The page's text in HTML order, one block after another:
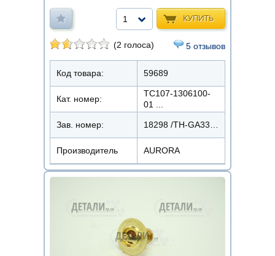
КУПИТЬ
1
(2 голоса) 5 отзывов
Код товара: 59689
Кат. номер:
ТС107-1306100-
01 ...
Зав. номер:
Производитель AURORA